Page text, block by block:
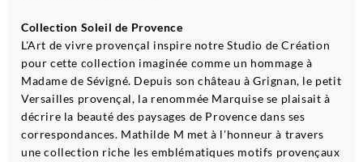
Collection Soleil de Provence
L'Art de vivre provençal inspire notre Studio de Création
pour cette collection imaginée comme un hommage à
Madame de Sévigné. Depuis son château à Grignan, le petit
Versailles provençal, la renommée Marquise se plaisait à
décrire la beauté des paysages de Provence dans ses
correspondances. Mathilde M met à l'honneur à travers
une collection riche les emblématiques motifs provençaux